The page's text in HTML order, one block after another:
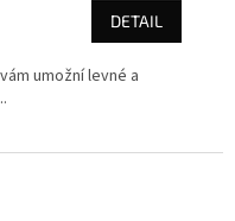
DETAIL
umožní levné a